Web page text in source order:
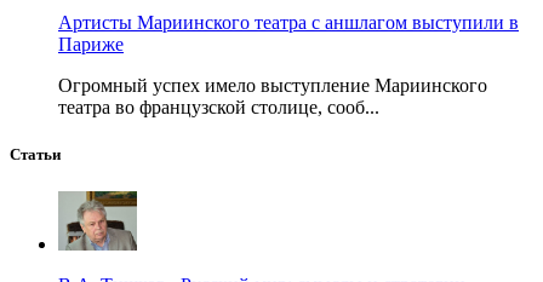
Артисты Мариинского театра с аншлагом выступили в
Париже
Огромный успех имело выступление Мариинского
театра во французской столице, сооб...
Статьи